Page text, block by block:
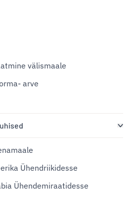
välismaale
arve
Ühendriikidesse
Ühendemiraatidesse